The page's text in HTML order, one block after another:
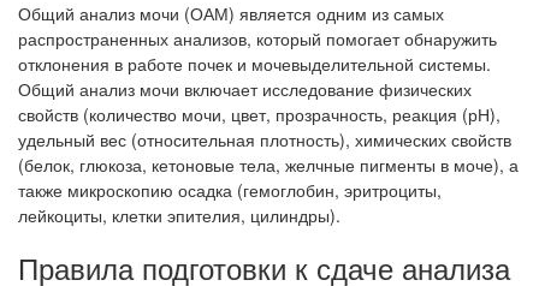
Общий анализ мочи (ОАМ) является одним из самых
распространенных анализов, который помогает обнаружить
отклонения в работе почек и мочевыделительной системы.
Общий анализ мочи включает исследование физических
свойств (количество мочи, цвет, прозрачность, реакция (рН),
удельный вес (относительная плотность), химических свойств
(белок, глюкоза, кетоновые тела, желчные пигменты в моче), а
также микроскопию осадка (гемоглобин, эритроциты,
лейкоциты, клетки эпителия, цилиндры).
Правила подготовки к сдаче анализа